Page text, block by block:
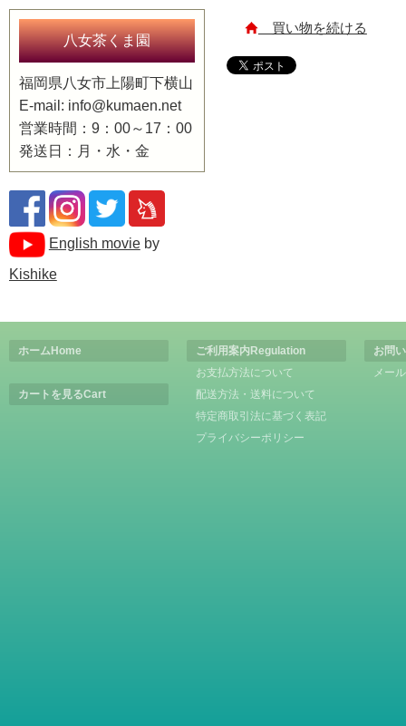
買い物を続ける
八女茶くま園
福岡県八女市上陽町下横山
E-mail: info@kumaen.net
営業時間：9：00～17：00
発送日：月・水・金
English movieby
Kishike
ホームHome
カートを見るCart
ご利用案内Regulation
お支払方法について
配送方法・送料について
特定商取引法に基づく表記
プライバシーポリシー
お問
メー